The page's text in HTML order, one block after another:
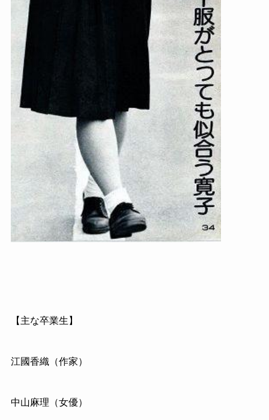
【主な卒業生】
江國香織（作家）
中山麻理（女優）